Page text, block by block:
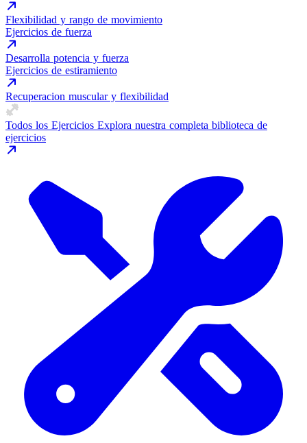
Flexibilidad y rango de movimiento
Ejercicios de fuerza
Desarrolla potencia y fuerza
Ejercicios de estiramiento
Recuperacion muscular y flexibilidad
Todos los Ejercicios Explora nuestra completa biblioteca de
ejercicios